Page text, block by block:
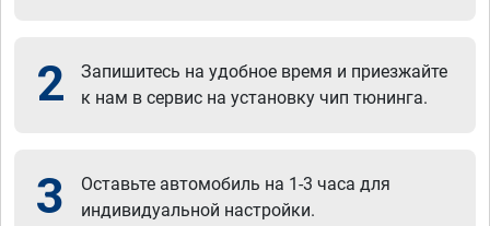
2
Запишитесь на удобное время и приезжайте
к нам в сервис на установку чип тюнинга.
3
Оставьте автомобиль на 1-3 часа для
индивидуальной настройки.